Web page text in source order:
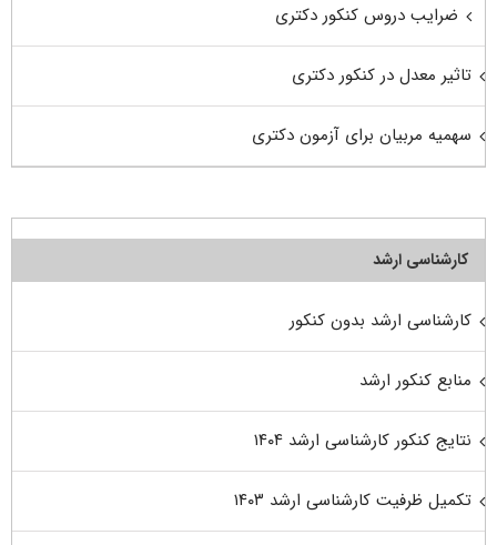
ضرایب دروس کنکور دکتری
تاثیر معدل در کنکور دکتری
سهمیه مربیان برای آزمون دکتری
کارشناسی ارشد
کارشناسی ارشد بدون کنکور
منابع کنکور ارشد
نتایج کنکور کارشناسی ارشد ۱۴۰۴
تکمیل ظرفیت کارشناسی ارشد ۱۴۰۳